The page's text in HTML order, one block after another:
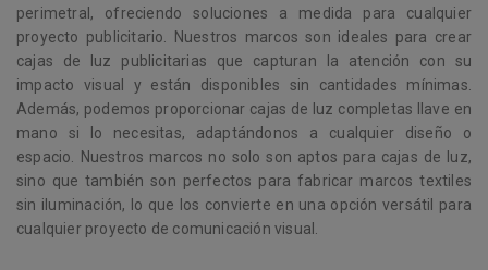
perimetral, ofreciendo soluciones a medida para cualquier
proyecto publicitario. Nuestros marcos son ideales para crear
cajas de luz publicitarias que capturan la atención con su
impacto visual y están disponibles sin cantidades mínimas.
Además, podemos proporcionar cajas de luz completas llave en
mano si lo necesitas, adaptándonos a cualquier diseño o
espacio. Nuestros marcos no solo son aptos para cajas de luz,
sino que también son perfectos para fabricar marcos textiles
sin iluminación, lo que los convierte en una opción versátil para
cualquier proyecto de comunicación visual.